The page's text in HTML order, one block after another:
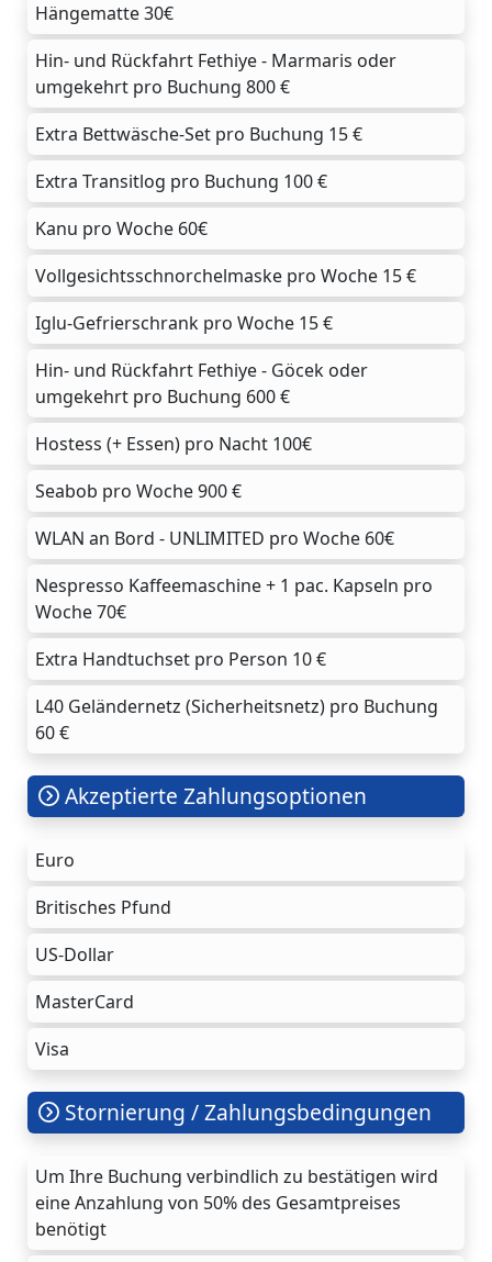
Hängematte 30€
Hin- und Rückfahrt Fethiye - Marmaris oder
umgekehrt pro Buchung 800 €
Extra Bettwäsche-Set pro Buchung 15 €
Extra Transitlog pro Buchung 100 €
Kanu pro Woche 60€
Vollgesichtsschnorchelmaske pro Woche 15 €
Iglu-Gefrierschrank pro Woche 15 €
Hin- und Rückfahrt Fethiye - Göcek oder
umgekehrt pro Buchung 600 €
Hostess (+ Essen) pro Nacht 100€
Seabob pro Woche 900 €
WLAN an Bord - UNLIMITED pro Woche 60€
Nespresso Kaffeemaschine + 1 pac. Kapseln pro
Woche 70€
Extra Handtuchset pro Person 10 €
L40 Geländernetz (Sicherheitsnetz) pro Buchung
60 €
Akzeptierte Zahlungsoptionen
Euro
Britisches Pfund
US-Dollar
MasterCard
Visa
Stornierung / Zahlungsbedingungen
Um Ihre Buchung verbindlich zu bestätigen wird
eine Anzahlung von 50% des Gesamtpreises
benötigt